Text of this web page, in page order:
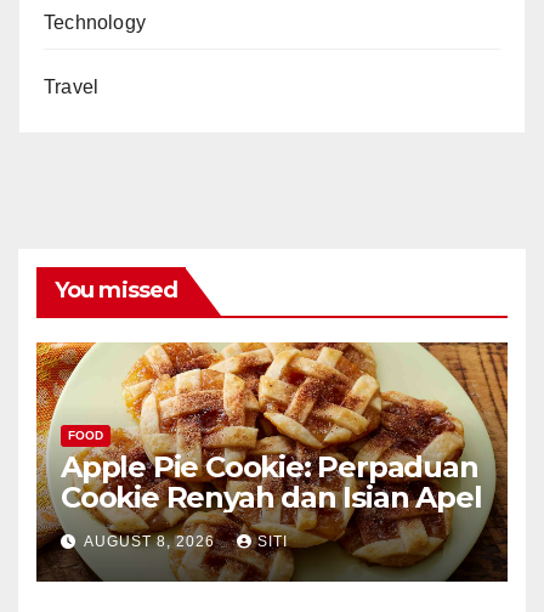
Technology
Travel
You missed
FOOD
Apple Pie Cookie: Perpaduan
Cookie Renyah dan Isian Apel
AUGUST 8, 2026 SITI